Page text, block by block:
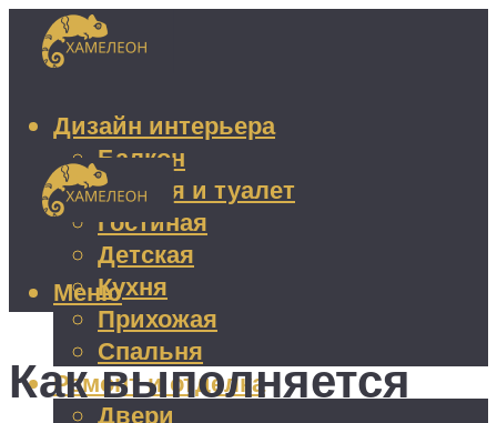
Дизайн интерьера
Балкон
Ванная и туалет
Гостиная
Детская
Кухня
Прихожая
Спальня
Ремонт и отделка
Двери
Меню
Как выполняется